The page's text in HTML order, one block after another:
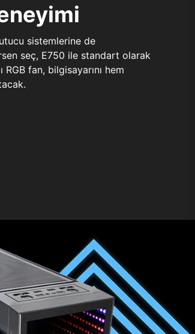
sistemlerine de
seç, E750 ile standart olarak
fan, bilgisayarını hem